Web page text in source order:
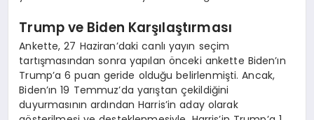
Trump ve Biden Karşılaştırması
Ankette, 27 Haziran’daki canlı yayın seçim
tartışmasından sonra yapılan önceki ankette Biden’ın
Trump’a 6 puan geride olduğu belirlenmişti. Ancak,
Biden’ın 19 Temmuz’da yarıştan çekildiğini
duyurmasının ardından Harris’in aday olarak